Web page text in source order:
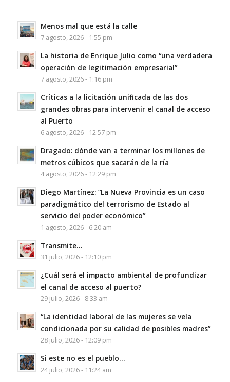
Menos mal que está la calle
7 agosto, 2026 - 1:55 pm
La historia de Enrique Julio como “una verdadera
operación de legitimación empresarial”
7 agosto, 2026 - 1:16 pm
Críticas a la licitación unificada de las dos
grandes obras para intervenir el canal de acceso
al Puerto
6 agosto, 2026 - 12:57 pm
Dragado: dónde van a terminar los millones de
metros cúbicos que sacarán de la ría
4 agosto, 2026 - 12:29 pm
Diego Martínez: “La Nueva Provincia es un caso
paradigmático del terrorismo de Estado al
servicio del poder económico”
1 agosto, 2026 - 6:20 am
Transmite…
31 julio, 2026 - 12:10 pm
¿Cuál será el impacto ambiental de profundizar
el canal de acceso al puerto?
29 julio, 2026 - 8:33 am
“La identidad laboral de las mujeres se veía
condicionada por su calidad de posibles madres”
28 julio, 2026 - 12:09 pm
Si este no es el pueblo…
24 julio, 2026 - 11:24 am